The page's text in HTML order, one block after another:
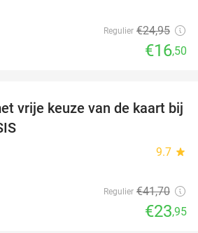
Regulier €24,95
€16,50
43%
vrije keuze van de kaart bij
9.7 star
Regulier €41,70
€23,95